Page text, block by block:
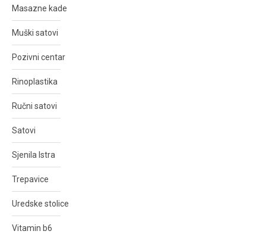
Masazne kade
Muški satovi
Pozivni centar
Rinoplastika
Ručni satovi
Satovi
Sjenila Istra
Trepavice
Uredske stolice
Vitamin b6